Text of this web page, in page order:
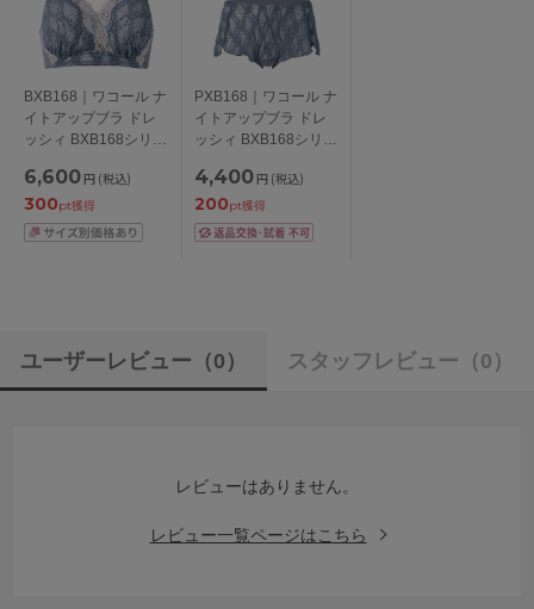
BXB168｜ワコール ナ
イトアップブラ ドレ
ッシィ BXB168シリー
M/L/LL/3L
6,600 円 (税込)
300pt獲得
PXB168｜ワコール ナ
イトアップブラ ドレ
ッシィ BXB168シリー
ーツ はきこみ丈ふつ
う M/L
4,400 円 (税込)
200pt獲得
ユーザーレビュー （0） スタッフレビュー （0）
レビューはありません。
レビュー一覧ページはこちら